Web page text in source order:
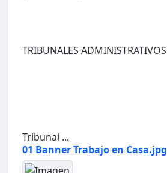
TRIBUNALES ADMINISTRATIVOS
Tribunal ...
01 Banner Trabajo en Casa.jpg